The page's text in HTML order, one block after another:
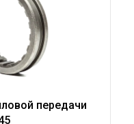
передачи